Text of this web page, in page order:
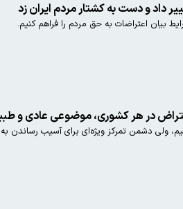
داد و دست به کشتار مردم ایران زد
بیان اعتراضات به حق مردم را فراهم کنیم.
در هر کشوری، موضوعی عادی و
ولی دشمن تمرکز ویژه‌ای برای آسیب رساندن